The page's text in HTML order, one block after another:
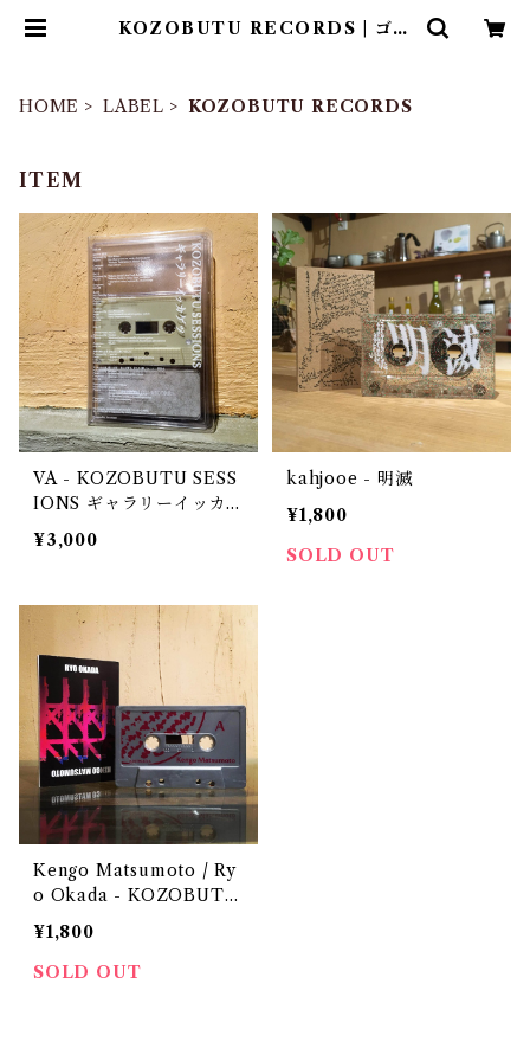
KOZOBUTU RECORDS | ゴヰ
HOME LABEL KOZOBUTU RECORDS
ITEM
VA - KOZOBUTU SESS
IONS ギャラリーイッカ
ゲツ
¥3,000
kahjooe - 明滅
¥1,800
SOLD OUT
Kengo Matsumoto / Ry
o Okada - KOZOBUTU
SESSIONS Vol.2
¥1,800
SOLD OUT